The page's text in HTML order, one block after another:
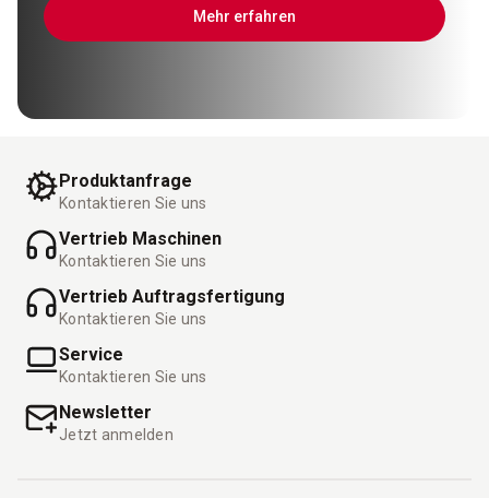
Mehr erfahren
Produktanfrage
Kontaktieren Sie uns
Vertrieb Maschinen
Kontaktieren Sie uns
Vertrieb Auftragsfertigung
Kontaktieren Sie uns
Service
Kontaktieren Sie uns
Newsletter
Jetzt anmelden